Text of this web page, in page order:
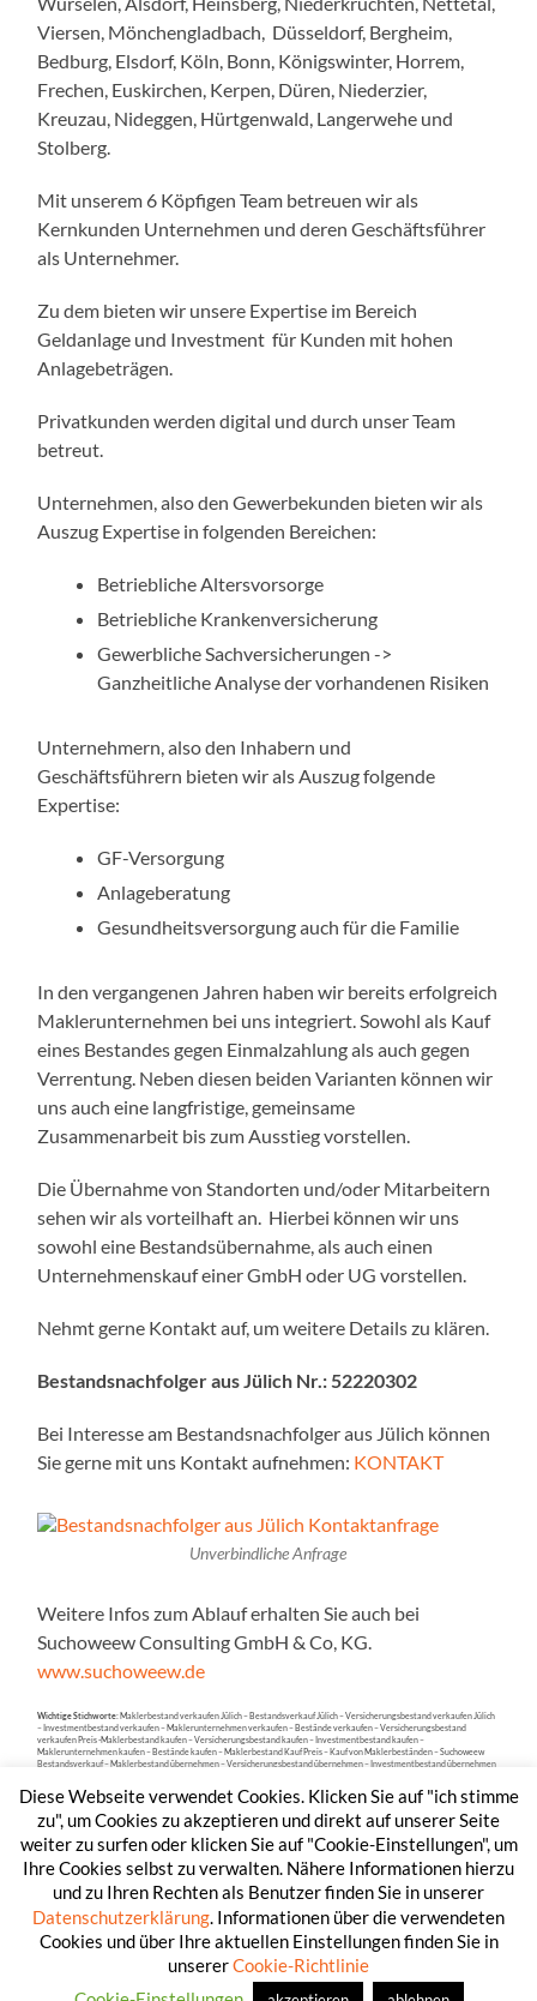
Viersen, Mönchengladbach, Düsseldorf, Bergheim,
Bedburg, Elsdorf, Köln, Bonn, Königswinter, Horrem,
Frechen, Euskirchen, Kerpen, Düren, Niederzier,
Kreuzau, Nideggen, Hürtgenwald, Langerwehe und
Stolberg.
Mit unserem 6 Köpfigen Team betreuen wir als
Kernkunden Unternehmen und deren Geschäftsführer
als Unternehmer.
Zu dem bieten wir unsere Expertise im Bereich
Geldanlage und Investment für Kunden mit hohen
Anlagebeträgen.
Privatkunden werden digital und durch unser Team
betreut.
Unternehmen, also den Gewerbekunden bieten wir als
Auszug Expertise in folgenden Bereichen:
Betriebliche Altersvorsorge
Betriebliche Krankenversicherung
Gewerbliche Sachversicherungen ->
Ganzheitliche Analyse der vorhandenen Risiken
Unternehmern, also den Inhabern und
Geschäftsführern bieten wir als Auszug folgende
Expertise:
GF-Versorgung
Anlageberatung
Gesundheitsversorgung auch für die Familie
In den vergangenen Jahren haben wir bereits erfolgreich
Maklerunternehmen bei uns integriert. Sowohl als Kauf
eines Bestandes gegen Einmalzahlung als auch gegen
Verrentung. Neben diesen beiden Varianten können wir
uns auch eine langfristige, gemeinsame
Zusammenarbeit bis zum Ausstieg vorstellen.
Die Übernahme von Standorten und/oder Mitarbeitern
sehen wir als vorteilhaft an. Hierbei können wir uns
sowohl eine Bestandsübernahme, als auch einen
Unternehmenskauf einer GmbH oder UG vorstellen.
Nehmt gerne Kontakt auf, um weitere Details zu klären.
Bestandsnachfolger aus Jülich Nr.: 52220302
Bei Interesse am Bestandsnachfolger aus Jülich können
Sie gerne mit uns Kontakt aufnehmen: KONTAKT
Unverbindliche Anfrage
Weitere Infos zum Ablauf erhalten Sie auch bei
Suchoweew Consulting GmbH & Co, KG.
www.suchoweew.de
Wichtige Stichworte:Maklerbestand verkaufen Jülich – Bestandsverkauf Jülich – Versicherungsbestand verkaufen Jülich
– Investmentbestand verkaufen – Maklerunternehmen verkaufen – Bestände verkaufen – Versicherungsbestand
verkaufen Preis -Maklerbestand kaufen – Versicherungsbestand kaufen – Investmentbestand kaufen –
Maklerunternehmen kaufen – Bestände kaufen – Maklerbestand Kauf Preis – Kauf von Maklerbeständen – Suchoweew
Bestandsverkauf – Maklerbestand übernehmen – Versicherungsbestand übernehmen – Investmentbestand übernehmen
BESTANDSNACHFOLGE 24 —HOCH ↑
Diese Webseite verwendet Cookies. Klicken Sie auf "ich stimme
zu", um Cookies zu akzeptieren und direkt auf unserer Seite
weiter zu surfen oder klicken Sie auf "Cookie-Einstellungen", um
Ihre Cookies selbst zu verwalten. Nähere Informationen hierzu
und zu Ihren Rechten als Benutzer finden Sie in unserer
Datenschutzerklärung . Informationen über die verwendeten
Cookies und über Ihre aktuellen Einstellungen finden Sie in
unsererCookie-Richtlinie